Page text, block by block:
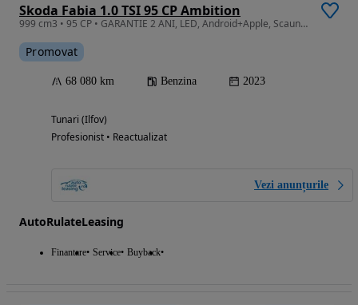
Skoda Fabia 1.0 TSI 95 CP Ambition
999 cm3 • 95 CP • GARANTIE 2 ANI, LED, Android+Apple, Scaune incalzite, AC
Promovat
68 080 km Benzina 2023
Tunari (Ilfov)
Profesionist • Reactualizat
Vezi anunțurile
AutoRulateLeasing
Finantare Service Buyback